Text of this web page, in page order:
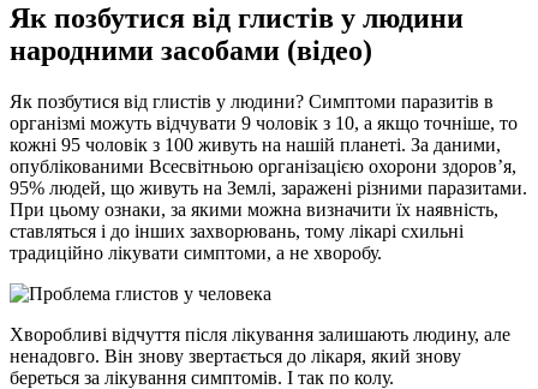
Як позбутися від глистів у людини
народними засобами (відео)
Як позбутися від глистів у людини? Симптоми паразитів в
організмі можуть відчувати 9 чоловік з 10, а якщо точніше, то
кожні 95 чоловік з 100 живуть на нашій планеті. За даними,
опублікованими Всесвітньою організацією охорони здоров’я,
95% людей, що живуть на Землі, заражені різними паразитами.
При цьому ознаки, за якими можна визначити їх наявність,
ставляться і до інших захворювань, тому лікарі схильні
традиційно лікувати симптоми, а не хворобу.
Хворобливі відчуття після лікування залишають людину, але
ненадовго. Він знову звертається до лікаря, який знову
береться за лікування симптомів. І так по колу.